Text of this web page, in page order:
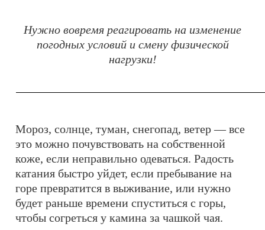
Нужно вовремя реагировать на изменение
погодных условий и смену физической
нагрузки!
Мороз, солнце, туман, снегопад, ветер — все
это можно почувствовать на собственной
коже, если неправильно одеваться. Радость
катания быстро уйдет, если пребывание на
горе превратится в выживание, или нужно
будет раньше времени спуститься с горы,
чтобы согреться у камина за чашкой чая.